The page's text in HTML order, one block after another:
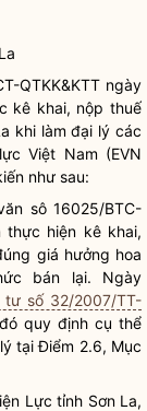
QTKK&KTT ngày
kê khai, nộp thuế
khi làm đại lý các
Việt Nam (EVN
như sau:
sô 16025/BTC-
thực hiện kê khai,
giá hưởng hoa
bán lại. Ngày
tư số 32/2007/TT-
quy định cụ thể
tại Điểm 2.6, Mục
Lực tỉnh Sơn La,